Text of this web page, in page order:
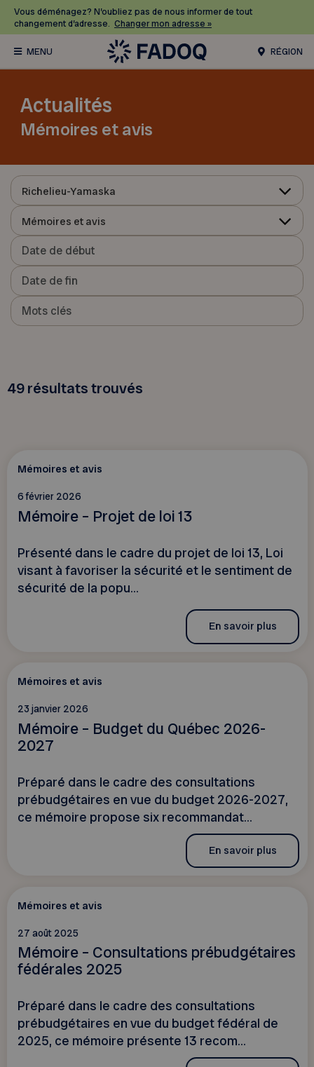
Vous déménagez? N’oubliez pas de nous informer de tout
changement d’adresse. Changer mon adresse »
RÉGION
Actualités
Mémoires et avis
Richelieu-Yamaska
Mémoires et avis
49résultats trouvés
Mémoires et avis
6 février 2026
Mémoire – Projet de loi 13
Présenté dans le cadre du projet de loi 13, Loi
visant à favoriser la sécurité et le sentiment de
sécurité de la popu...
En savoir plus
Mémoires et avis
23 janvier 2026
Mémoire – Budget du Québec 2026-
2027
Préparé dans le cadre des consultations
prébudgétaires en vue du budget 2026-2027,
ce mémoire propose six recommandat...
En savoir plus
Mémoires et avis
27 août 2025
Mémoire – Consultations prébudgétaires
fédérales 2025
Préparé dans le cadre des consultations
prébudgétaires en vue du budget fédéral de
2025, ce mémoire présente 13 recom...